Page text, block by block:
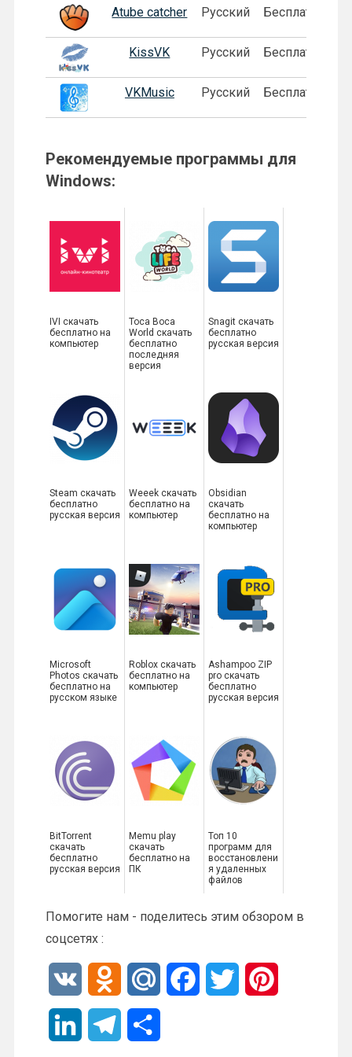
Atube catcher Русский Бесплатная
KissVK Русский Бесплатная
VKMusic Русский Бесплатная
Рекомендуемые программы для
Windows:
IVI скачать
бесплатно на
компьютер
Toca Boca
World скачать
бесплатно
последняя
версия
Snagit скачать
бесплатно
русская версия
Steam скачать
бесплатно
русская версия
Weeek скачать
бесплатно на
компьютер
Obsidian
скачать
бесплатно на
компьютер
Microsoft
Photos скачать
бесплатно на
русском языке
Roblox скачать
бесплатно на
компьютер
Ashampoo ZIP
pro скачать
бесплатно
русская версия
BitTorrent
скачать
бесплатно
русская версия
Memu play
скачать
бесплатно на
ПК
Топ 10
программ для
восстановлени
я удаленных
файлов
Помогите нам - поделитесь этим обзором в
соцсетях :
K d
M
a